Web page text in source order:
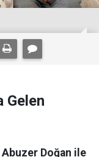
Gelen
Abuzer Doğan ile